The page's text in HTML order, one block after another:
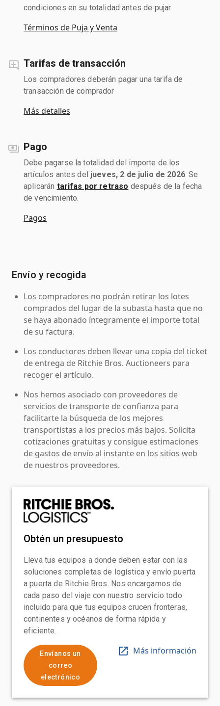
condiciones en su totalidad antes de pujar.
Términos de Puja y Venta
Tarifas de transacción
Los compradores deberán pagar una tarifa de
transacción de comprador
Más detalles
Pago
Debe pagarse la totalidad del importe de los
artículos antes del jueves, 2 de julio de 2026. Se
aplicarán tarifas por retraso después de la fecha
de vencimiento.
Pagos
Envío y recogida
Los compradores no podrán retirar los lotes
comprados del lugar de la subasta hasta que no
se haya abonado íntegramente el importe total
de su factura.
Los conductores deben llevar una copia del ticket
de entrega de Ritchie Bros. Auctioneers para
recoger el artículo.
Nos hemos asociado con proveedores de
servicios de transporte de confianza para
facilitarte la búsqueda de los mejores
transportistas a los precios más bajos. Solicita
cotizaciones gratuitas y consigue estimaciones
de gastos de envío al instante en los sitios web
de nuestros proveedores.
Obtén un presupuesto
Lleva tus equipos a donde deben estar con las
soluciones completas de logística y envío puerta
a puerta de Ritchie Bros. Nos encargamos de
cada paso del viaje con nuestro servicio todo
incluido para que tus equipos crucen fronteras,
continentes y océanos de forma rápida y
eficiente.
Envíanos un
correo
electrónico
Más información